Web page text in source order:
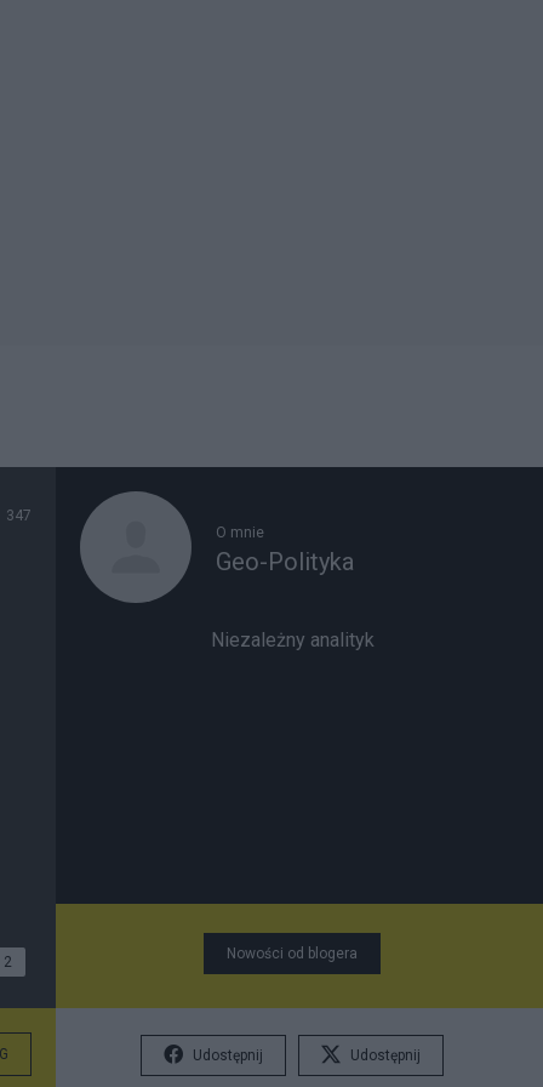
347
2
O mnie
Geo-Polityka
Niezależny analityk
Nowości od blogera
Udostępnij Udostępnij